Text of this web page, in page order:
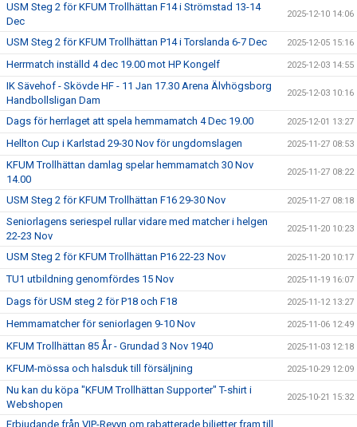
USM Steg 2 för KFUM Trollhättan F14 i Strömstad 13-14
Dec
2025-12-10 14:06
USM Steg 2 för KFUM Trollhättan P14 i Torslanda 6-7 Dec 2025-12-05 15:16
Herrmatch inställd 4 dec 19.00 mot HP Kongelf 2025-12-03 14:55
IK Sävehof - Skövde HF - 11 Jan 17.30 Arena Älvhögsborg
Handbollsligan Dam
2025-12-03 10:16
Dags för herrlaget att spela hemmamatch 4 Dec 19.00 2025-12-01 13:27
Hellton Cup i Karlstad 29-30 Nov för ungdomslagen 2025-11-27 08:53
KFUM Trollhättan damlag spelar hemmamatch 30 Nov
14.00
2025-11-27 08:22
USM Steg 2 för KFUM Trollhättan F16 29-30 Nov 2025-11-27 08:18
Seniorlagens seriespel rullar vidare med matcher i helgen
22-23 Nov
2025-11-20 10:23
USM Steg 2 för KFUM Trollhättan P16 22-23 Nov 2025-11-20 10:17
TU1 utbildning genomfördes 15 Nov 2025-11-19 16:07
Dags för USM steg 2 för P18 och F18 2025-11-12 13:27
Hemmamatcher för seniorlagen 9-10 Nov 2025-11-06 12:49
KFUM Trollhättan 85 År - Grundad 3 Nov 1940 2025-11-03 12:18
KFUM-mössa och halsduk till försäljning 2025-10-29 12:09
Nu kan du köpa "KFUM Trollhättan Supporter" T-shirt i
Webshopen
2025-10-21 15:32
Erbjudande från VIP-Revyn om rabatterade biljetter fram till